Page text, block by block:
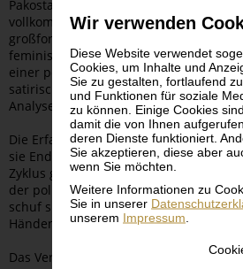
Wir verwenden
Diese Website verwendet
Cookies, um Inhalte und
Sie zu gestalten, fortlaufend
und Funktionen für soziale
zu können. Einige Cookies
damit die von Ihnen
deren Dienste funktioniert.
Sie akzeptieren, diese aber
wenn Sie möchten.
Weitere Informationen zu
Sie in unserer
unserem Impressum
Pakosta in der Folge den in der
vollkommen neuartigen Zyklus der
großformatigen, photorealistischen
feministischer und
einer politisch engagierten Pop Art
satirische Blätter in einer grotesk-
Analyse des geschlechtsspezifischen
Die Erfahrung männlicher Dominanz
sie Ende der 1970er und am Beginn
Zyklus großformatiger, typologisierter
der politischen Medienkultur zur
schuf sie eine außergewöhnliche Serie
Händen in einer expressiven Gestik im
Das Verschwinden des Subjekts in der